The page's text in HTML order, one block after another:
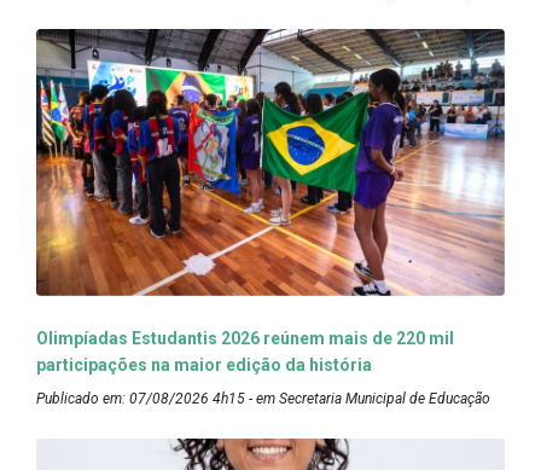
Olimpíadas Estudantis 2026 reúnem mais de 220 mil
participações na maior edição da história
Publicado em: 07/08/2026 4h15 - em Secretaria Municipal de Educação